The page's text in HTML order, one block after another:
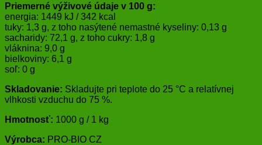
Priemerné výživové údaje v 100 g:
energia: 1449 kJ / 342 kcal
tuky: 1,3 g, z toho nasýtené nemastné kyseliny: 0,13 g
sacharidy: 72,1 g, z toho cukry: 1,8 g
vláknina: 9,0 g
bielkoviny: 6,1 g
soľ: 0 g
Skladovanie: Skladujte pri teplote do 25 °C a relatívnej
vlhkosti vzduchu do 75 %.
Hmotnosť: 1000 g / 1 kg
Výrobca: PRO-BIO CZ